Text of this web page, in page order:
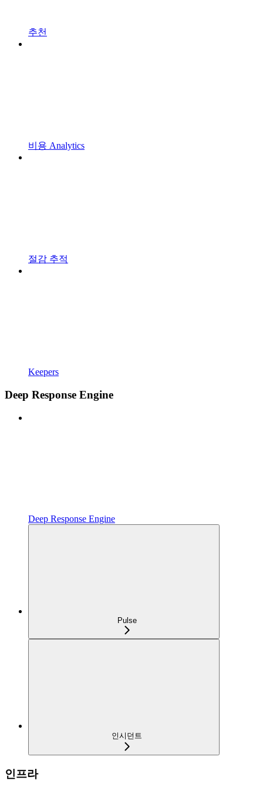
추천
비용 Analytics
절감 추적
Keepers
Deep Response Engine
Deep Response Engine
Pulse
인시던트
인프라